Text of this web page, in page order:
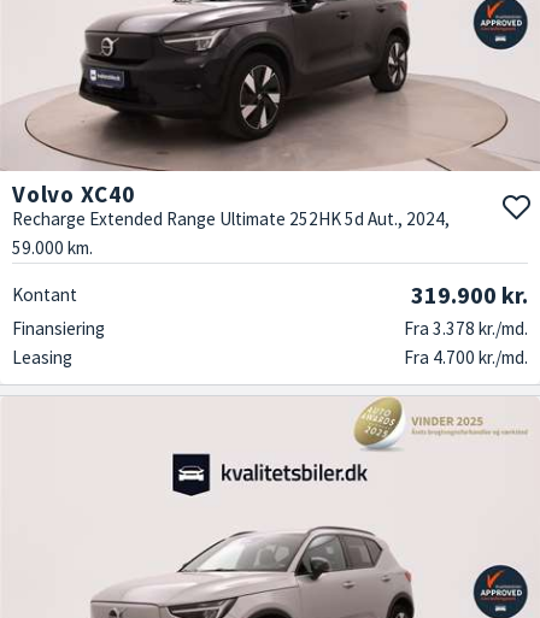
Volvo XC40
Recharge Extended Range Ultimate 252HK 5d Aut., 2024,
59.000 km.
Kontant 319.900 kr.
Finansiering
Fra 3.378 kr./md.
Leasing
Fra 4.700 kr./md.